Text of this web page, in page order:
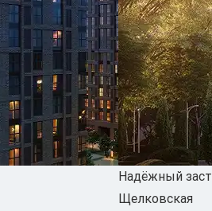
Надёжный
Щелковская